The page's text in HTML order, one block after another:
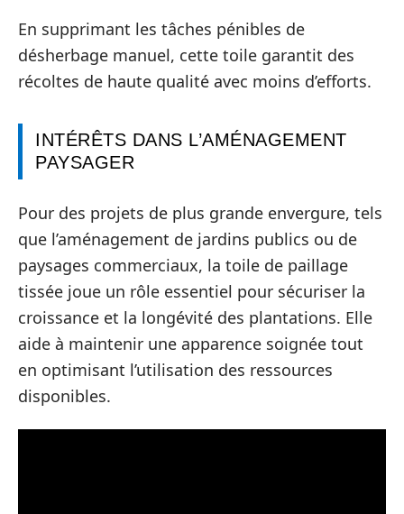
En supprimant les tâches pénibles de
désherbage manuel, cette toile garantit des
récoltes de haute qualité avec moins d’efforts.
INTÉRÊTS DANS L’AMÉNAGEMENT
PAYSAGER
Pour des projets de plus grande envergure, tels
que l’aménagement de jardins publics ou de
paysages commerciaux, la toile de paillage
tissée joue un rôle essentiel pour sécuriser la
croissance et la longévité des plantations. Elle
aide à maintenir une apparence soignée tout
en optimisant l’utilisation des ressources
disponibles.